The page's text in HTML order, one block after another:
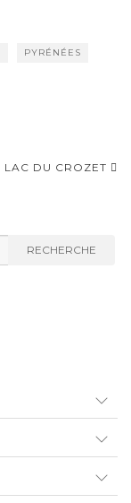
PYRÉNÉES
LAC DU CROZET
RECHERCHE